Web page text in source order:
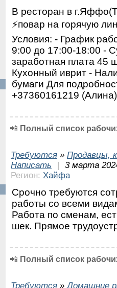
В ресторан в
⚡️повар на горячую
Условия: - График
9:00 до 17:00-18:00 -
заработная плата 45
Кухонный иврит -
бумаги Для
+37360161219 (Алина)
📲 Полный список
Требуются » Продавцы,
Написать
|
3 марта
Регион: Хайфа
Срочно требуются
работы со всеми
Работа по сменам,
шек. Прямое
📲 Полный список
Требуются »Домашние